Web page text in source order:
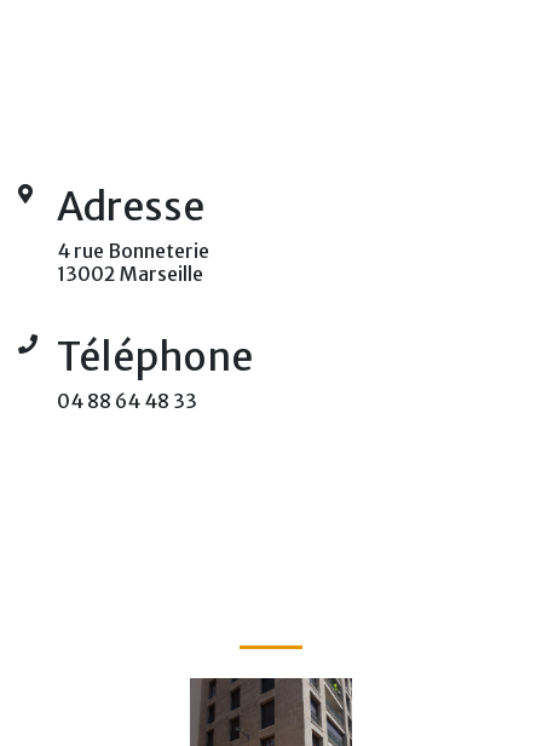
Adresse
4 rue Bonneterie
13002 Marseille
Téléphone
04 88 64 48 33